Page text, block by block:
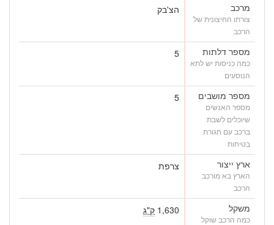
מרכב
צורתו החיצונית של
הרכב
הצ'בק
מספר דלתות
כמה כניסות יש לתא
הנוסעים
5
מספר מושבים
מספר האנשים
שיוכלים לשבת
ברכב עם חגורת
בטיחות
5
ארץ ייצור
הארץ בא מורכב
הרכב
צרפת
משקל
כמה הרכב שוקל
1,630 ק"ג